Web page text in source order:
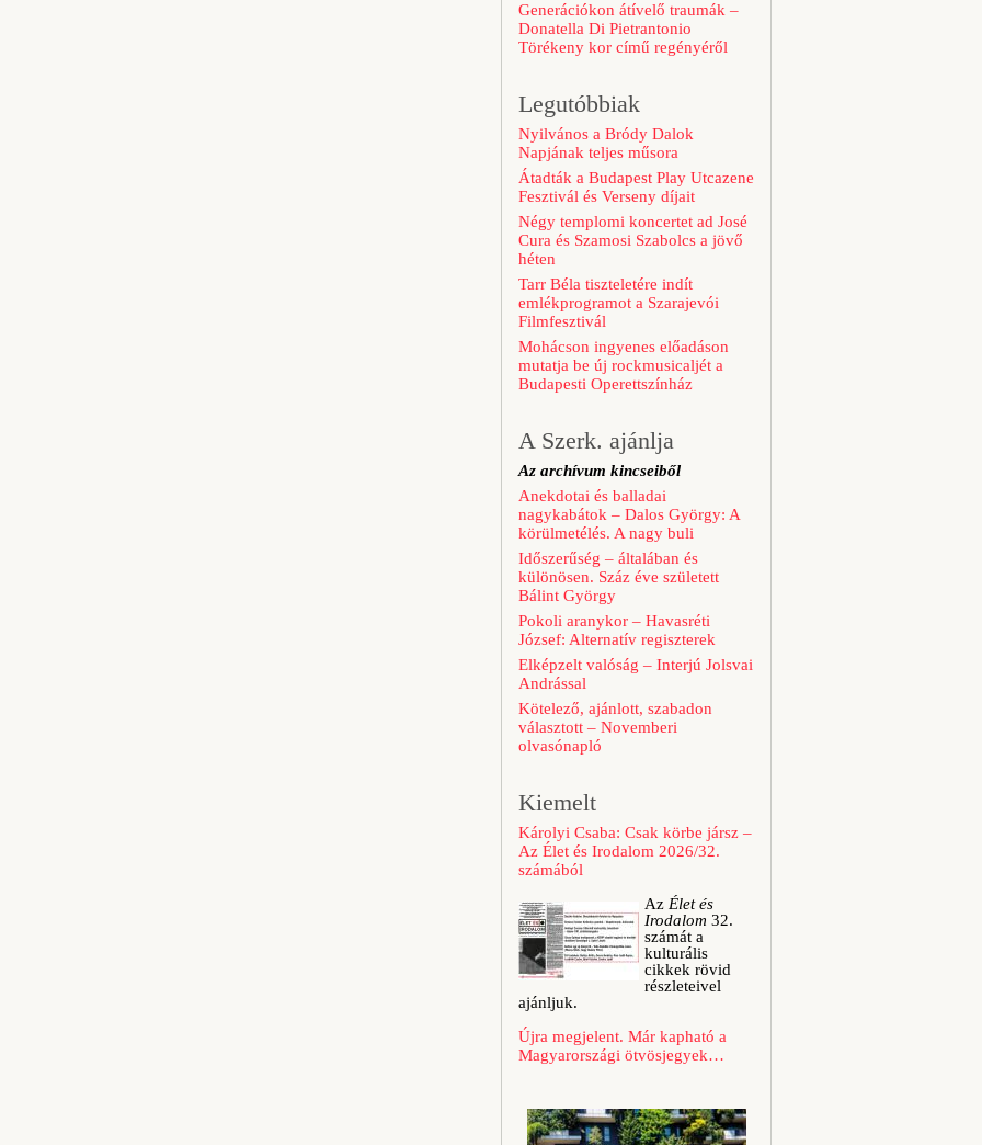
Generációkon átívelő traumák –
Donatella Di Pietrantonio
Törékeny kor című regényéről
Legutóbbiak
Nyilvános a Bródy Dalok
Napjának teljes műsora
Átadták a Budapest Play Utcazene
Fesztivál és Verseny díjait
Négy templomi koncertet ad José
Cura és Szamosi Szabolcs a jövő
héten
Tarr Béla tiszteletére indít
emlékprogramot a Szarajevói
Filmfesztivál
Mohácson ingyenes előadáson
mutatja be új rockmusicaljét a
Budapesti Operettszínház
A Szerk. ajánlja
Az archívum kincseiből
Anekdotai és balladai
nagykabátok – Dalos György: A
körülmetélés. A nagy buli
Időszerűség – általában és
különösen. Száz éve született
Bálint György
Pokoli aranykor – Havasréti
József: Alternatív regiszterek
Elképzelt valóság – Interjú Jolsvai
Andrással
Kötelező, ajánlott, szabadon
választott – Novemberi
olvasónapló
Kiemelt
Károlyi Csaba: Csak körbe jársz –
Az Élet és Irodalom 2026/32.
számából
Az Élet és
Irodalom 32.
számát a
kulturális
cikkek rövid
részleteivel
ajánljuk.
Újra megjelent. Már kapható a
Magyarországi ötvösjegyek…